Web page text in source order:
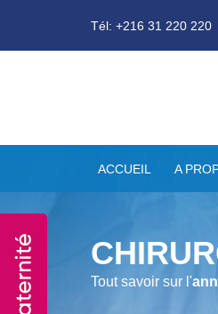
Tél: +216 31 220 220
ACCUEIL A
Tout savoir sur l'